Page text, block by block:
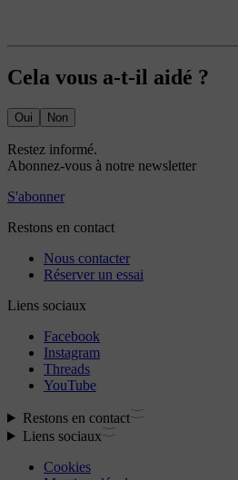
Cela vous a-t-il aidé ?
Oui Non